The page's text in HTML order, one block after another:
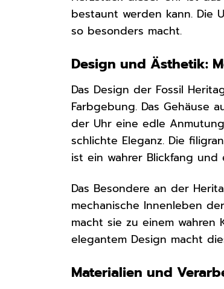
bestaunt werden kann. Die
so besonders macht.
Design und Ästhetik:
Das Design der Fossil
Farbgebung. Das Gehäuse
der Uhr eine edle
schlichte Eleganz. Die
ist ein wahrer Blickfang und
Das Besondere an der
mechanische Innenleben
macht sie zu einem wahren
elegantem Design macht
Materialien und